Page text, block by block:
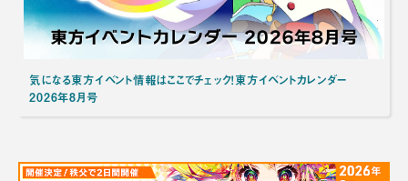
気になる東方イベント情報はここでチェック！東方イベントカレンダー
2026年8月号